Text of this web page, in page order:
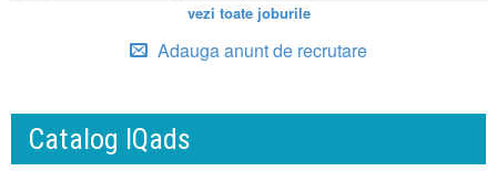
vezi toate joburile
Adauga anunt de recrutare
Catalog IQads